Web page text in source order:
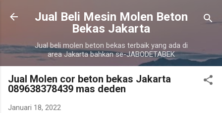
Langsung ke konten utama
Jual Beli Mesin Molen Beton
Bekas Jakarta
Jual beli molen beton bekas terbaik yang ada di
area Jakarta bahkan se-JABODETABEK
Jual Molen cor beton bekas Jakarta
089638378439 mas deden
Januari 18, 2022